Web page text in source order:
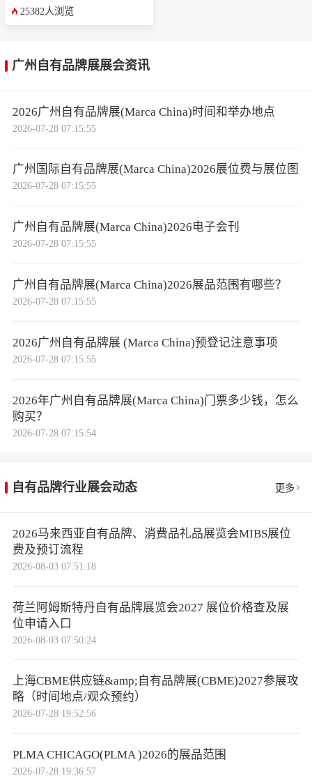
25382人浏览
广州自有品牌展展会资讯
2026广州自有品牌展(Marca China)时间和举办地点
2026-07-28 07:15:55
广州国际自有品牌展(Marca China)2026展位费与展位图
2026-07-28 07:15:55
广州自有品牌展(Marca China)2026电子会刊
2026-07-28 07:15:55
广州自有品牌展(Marca China)2026展品范围有哪些？
2026-07-28 07:15:55
2026广州自有品牌展 (Marca China)预登记注意事项
2026-07-28 07:15:55
2026年广州自有品牌展(Marca China)门票多少钱，怎么
购买？
2026-07-28 07:15:54
自有品牌行业展会动态 更多
2026马来西亚自有品牌、消费品礼品展览会MIBS展位
费及预订流程
2026-08-03 07:51:18
荷兰阿姆斯特丹自有品牌展览会2027 展位价格查及展
位申请入口
2026-08-03 07:50:24
上海CBME供应链&amp;自有品牌展(CBME)2027参展攻
略（时间地点/观众预约）
2026-07-28 19:52:56
PLMA CHICAGO(PLMA )2026的展品范围
2026-07-28 19:36:57